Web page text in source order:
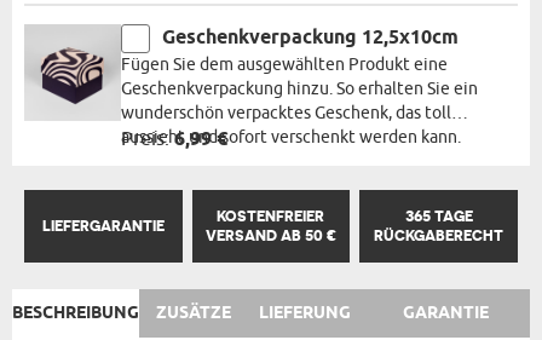
Geschenkverpackung 12,5x10cm
Fügen Sie dem ausgewählten Produkt eine
Geschenkverpackung hinzu. So erhalten Sie ein
wunderschön verpacktes Geschenk, das toll
aussieht und sofort verschenkt werden kann.
Preis:6,99 €
LIEFERGARANTIE
KOSTENFREIER
VERSAND AB 50 €
365 TAGE
RÜCKGABERECHT
BESCHREIBUNG ZUSÄTZE LIEFERUNG GARANTIE